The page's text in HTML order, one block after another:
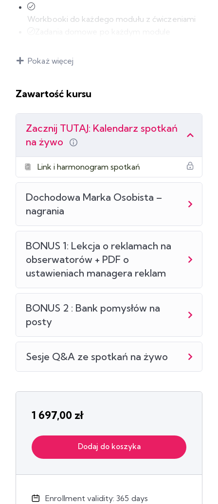
Workbooki do każdego modułu z ćwiczeniami
BONUSY
Lekcja o reklamach na obserwatorów + PDF o
Pokaż więcej
Zawartość kursu
Zacznij TUTAJ: Kalendarz spotkań
na żywo
Link i harmonogram spotkań
Dochodowa Marka Osobista –
nagrania
BONUS 1: Lekcja o reklamach na
obserwatorów + PDF o
ustawieniach managera reklam
BONUS 2 : Bank pomysłów na
posty
Sesje Q&A ze spotkań na żywo
1 697,00 zł
Dodaj do koszyka
Enrollment validity: 365 days